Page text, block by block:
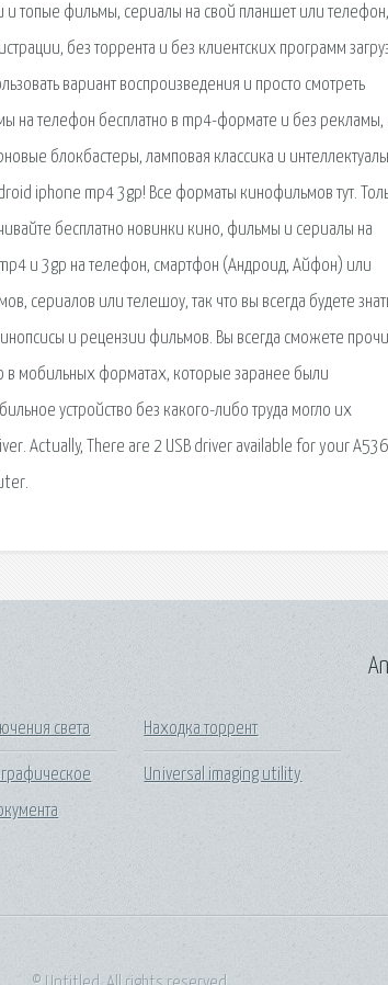
и топые фильмы, сериалы на свой планшет или телефон,
без торрента и без клиентских программ
вариант воспроизведения и просто смотреть
на телефон бесплатно в mp4-формате и без рекламы,
блокбастеры, ламповая классика и
iphone mp4 3gp! Все форматы кинофильмов тут.
бесплатно новинки кино, фильмы и сериалы на
и 3gp на телефон, смартфон (Андроид, Айфон) или
сериалов или телешоу, так что вы всегда будете
и рецензии фильмов. Вы всегда сможете
в мобильных форматах, которые заранее были
устройство без какого-либо труда могло их
Actually, There are 2 USB driver available for your
света Находка торрент
Universal imaging utility